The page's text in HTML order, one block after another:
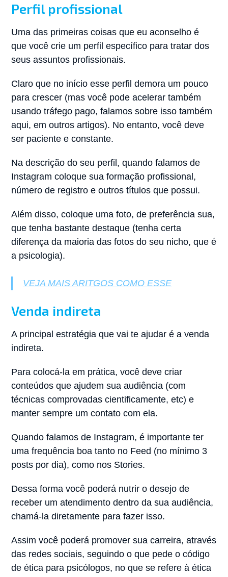
Perfil profissional
Uma das primeiras coisas que eu aconselho é
que você crie um perfil específico para tratar dos
seus assuntos profissionais.
Claro que no início esse perfil demora um pouco
para crescer (mas você pode acelerar também
usando tráfego pago, falamos sobre isso também
aqui, em outros artigos). No entanto, você deve
ser paciente e constante.
Na descrição do seu perfil, quando falamos de
Instagram coloque sua formação profissional,
número de registro e outros títulos que possui.
Além disso, coloque uma foto, de preferência sua,
que tenha bastante destaque (tenha certa
diferença da maioria das fotos do seu nicho, que é
a psicologia).
VEJA MAIS ARITGOS COMO ESSE
Venda indireta
A principal estratégia que vai te ajudar é a venda
indireta.
Para colocá-la em prática, você deve criar
conteúdos que ajudem sua audiência (com
técnicas comprovadas cientificamente, etc) e
manter sempre um contato com ela.
Quando falamos de Instagram, é importante ter
uma frequência boa tanto no Feed (no mínimo 3
posts por dia), como nos Stories.
Dessa forma você poderá nutrir o desejo de
receber um atendimento dentro da sua audiência,
chamá-la diretamente para fazer isso.
Assim você poderá promover sua carreira, através
das redes sociais, seguindo o que pede o código
de ética para psicólogos, no que se refere à ética